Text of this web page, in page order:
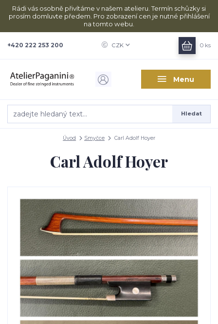
Rádi vás osobně přivítáme v našem atelieru. Termín schůzky si
prosím domluvte předem. Pro zobrazení cen je nutné přihlášení
na tomto webu.
Menu
CZK
Hledat
+420 222 253 200 0 ks
Úvod Smyčce Carl Adolf Hoyer
Carl Adolf Hoyer